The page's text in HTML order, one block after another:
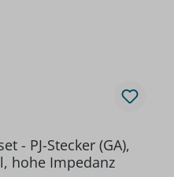
- PJ-Stecker (GA),
hohe Impedanz